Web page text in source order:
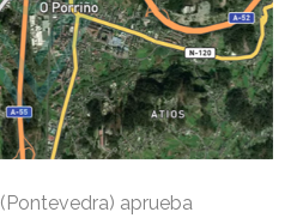
(Pontevedra) aprueba